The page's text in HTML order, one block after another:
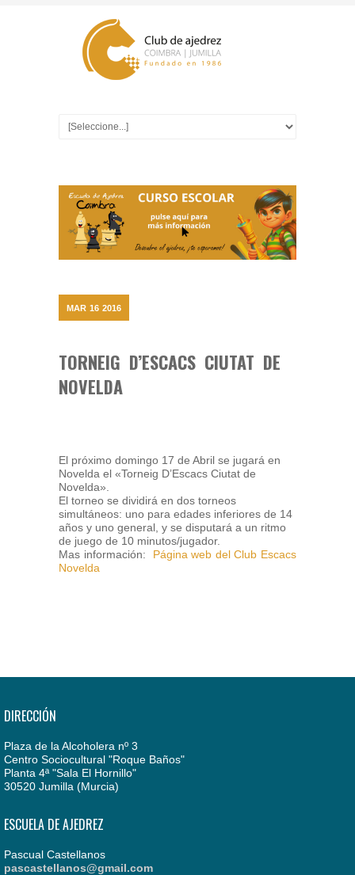
MAR 16 2016
TORNEIG D’ESCACS CIUTAT DE
NOVELDA
El próximo domingo 17 de Abril se jugará en
Novelda el «Torneig D’Escacs Ciutat de
Novelda».
El torneo se dividirá en dos torneos
simultáneos: uno para edades inferiores de 14
años y uno general, y se disputará a un ritmo
de juego de 10 minutos/jugador.
Mas información: Página web del Club Escacs
Novelda
DIRECCIÓN
Plaza de la Alcoholera nº 3
Centro Sociocultural "Roque Baños"
Planta 4ª "Sala El Hornillo"
30520 Jumilla (Murcia)
ESCUELA DE AJEDREZ
Pascual Castellanos
pascastellanos@gmail.com